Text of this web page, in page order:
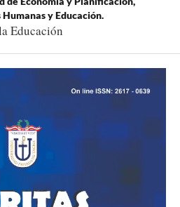
y Educación.
Educación